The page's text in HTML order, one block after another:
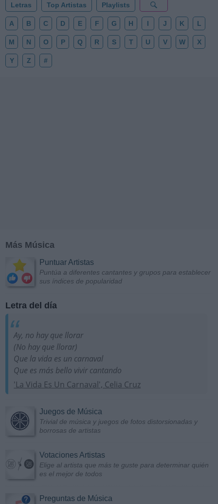
Letras Top Artistas Playlists
A B C D E F G H I J K L
M N O P Q R S T U V W X
Y Z #
Más Música
Puntuar Artistas
Puntúa a diferentes cantantes y grupos para establecer
sus índices de popularidad
Letra del día
Ay, no hay que llorar
(No hay que llorar)
Que la vida es un carnaval
Que es más bello vivir cantando
'La Vida Es Un Carnaval', Celia Cruz
Juegos de Música
Trivial de música y juegos de fotos distorsionadas y
borrosas de artistas
Votaciones Artistas
Elige al artista que más te guste para determinar quién
es el mejor de todos
Preguntas de Música